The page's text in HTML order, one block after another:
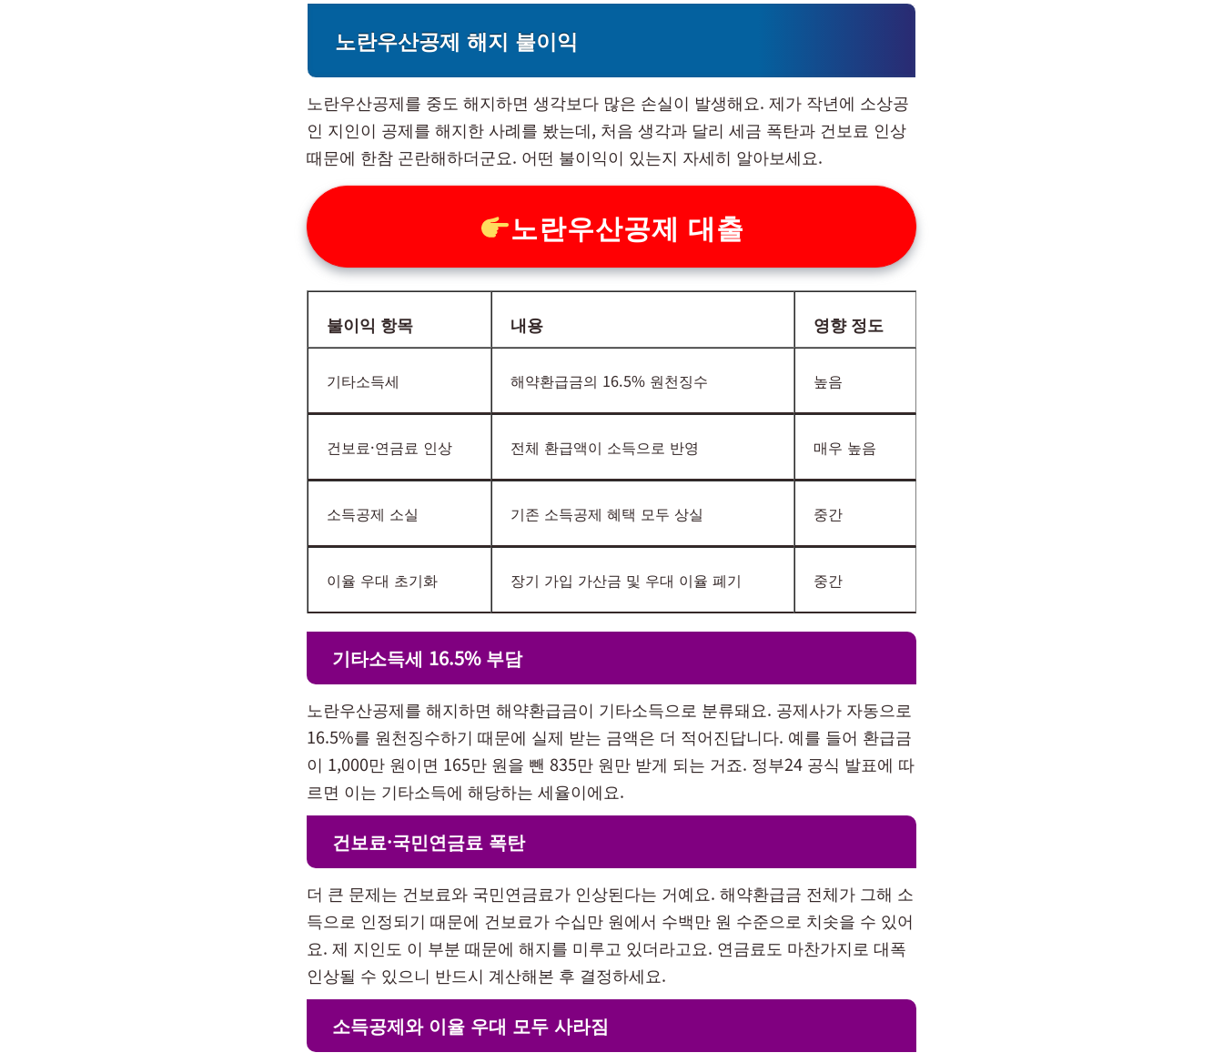
노란우산공제 해지 불이익
노란우산공제를 중도 해지하면 생각보다 많은 손실이 발생해요. 제가 작년에 소상공
인 지인이 공제를 해지한 사례를 봤는데, 처음 생각과 달리 세금 폭탄과 건보료 인상
때문에 한참 곤란해하더군요. 어떤 불이익이 있는지 자세히 알아보세요.
노란우산공제 대출
불이익 항목 내용 영향 정도
기타소득세 해약환급금의 16.5% 원천징수 높음
건보료·연금료 인상 전체 환급액이 소득으로 반영 매우 높음
소득공제 소실 기존 소득공제 혜택 모두 상실 중간
이율 우대 초기화 장기 가입 가산금 및 우대 이율 폐기 중간
기타소득세 16.5% 부담
노란우산공제를 해지하면 해약환급금이 기타소득으로 분류돼요. 공제사가 자동으로
16.5%를 원천징수하기 때문에 실제 받는 금액은 더 적어진답니다. 예를 들어 환급금
이 1,000만 원이면 165만 원을 뺀 835만 원만 받게 되는 거죠. 정부24 공식 발표에 따
르면 이는 기타소득에 해당하는 세율이에요.
건보료·국민연금료 폭탄
더 큰 문제는 건보료와 국민연금료가 인상된다는 거예요. 해약환급금 전체가 그해 소
득으로 인정되기 때문에 건보료가 수십만 원에서 수백만 원 수준으로 치솟을 수 있어
요. 제 지인도 이 부분 때문에 해지를 미루고 있더라고요. 연금료도 마찬가지로 대폭
인상될 수 있으니 반드시 계산해본 후 결정하세요.
소득공제와 이율 우대 모두 사라짐